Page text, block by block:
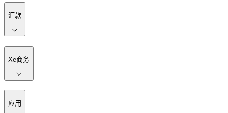
汇款
Xe商务
应用